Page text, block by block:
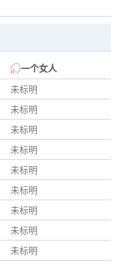
一个女人
未标明
未标明
未标明
未标明
未标明
未标明
未标明
未标明
未标明